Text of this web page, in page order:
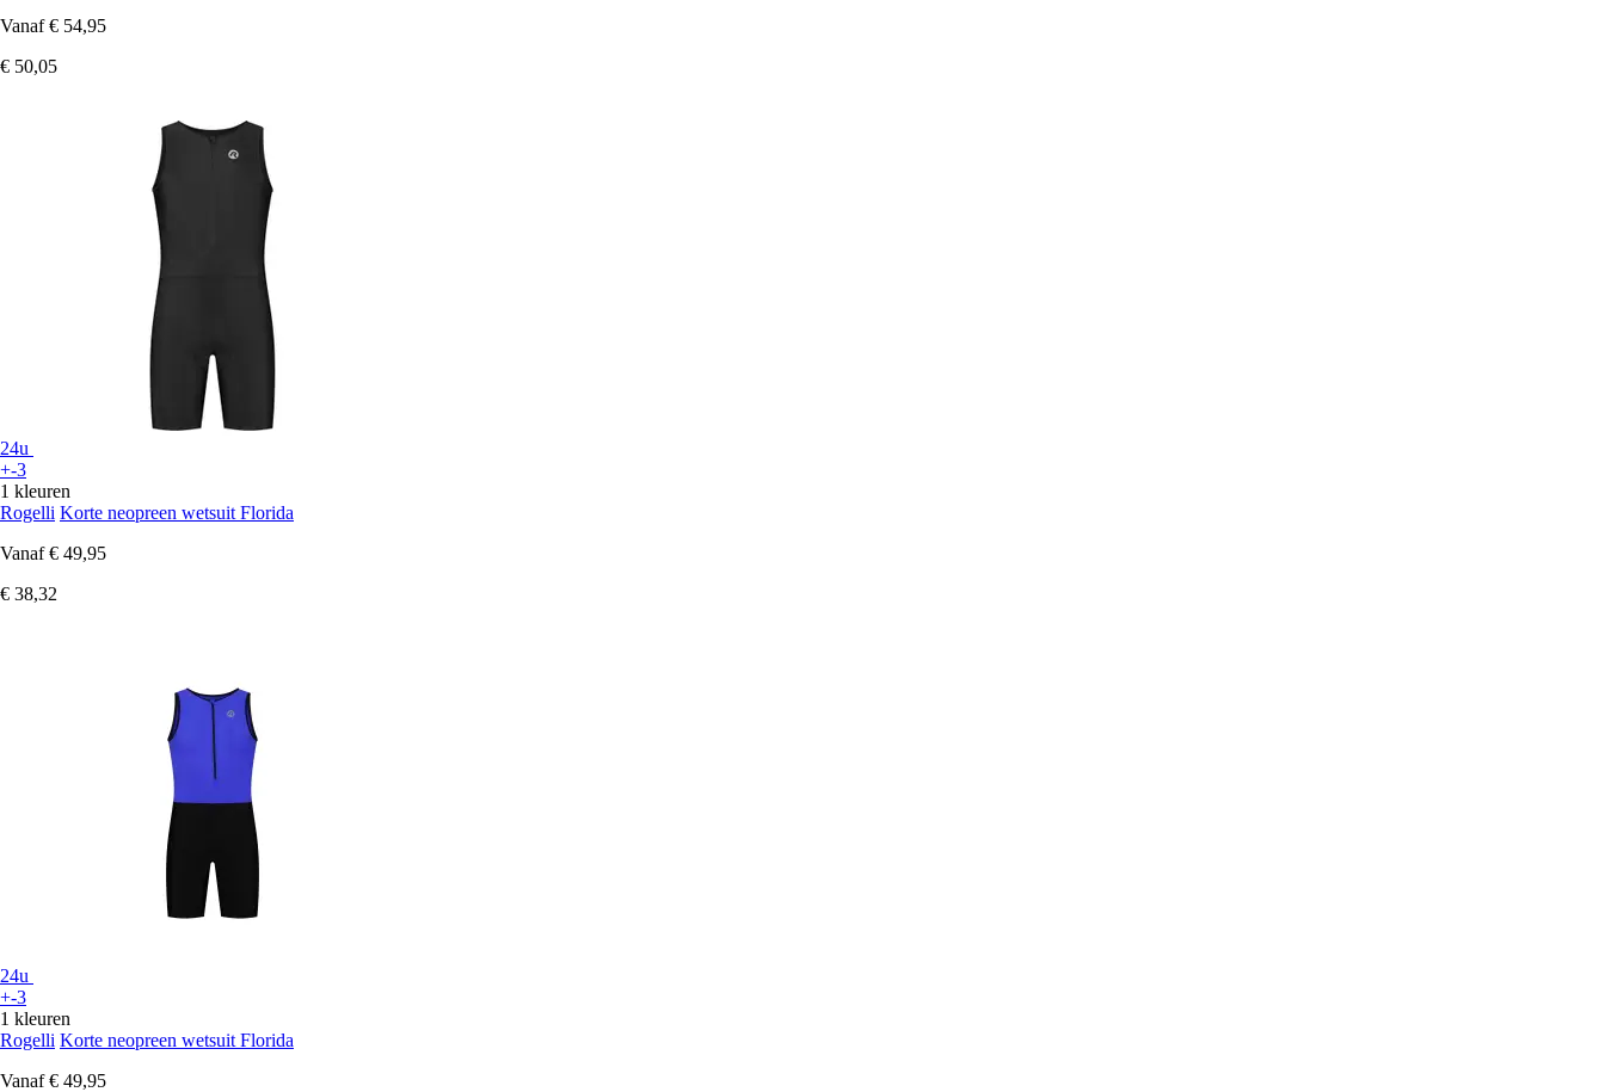
Vanaf € 54,95
€ 50,05
24u
+-3
1 kleuren
Rogelli Korte neopreen wetsuit Florida
Vanaf € 49,95
€ 38,32
24u
+-3
1 kleuren
Rogelli Korte neopreen wetsuit Florida
Vanaf € 49,95